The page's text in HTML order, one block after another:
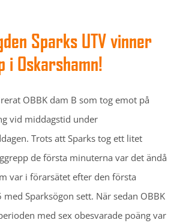
Sparks UTV vinner
i Oskarshamn!
OBBK dam B som tog emot på
vid middagstid under
Trots att Sparks tog ett litet
de första minuterna var det ändå
var i förarsätet efter den första
Sparksögon sett. När sedan OBBK
med sex obesvarade poäng var